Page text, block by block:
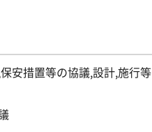
安措置等の協議,設計,施行等